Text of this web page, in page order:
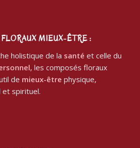
MIEUX-ÊTRE :
holistique de la santé et celle du
, les composés floraux
de mieux-être physique,
et spirituel.